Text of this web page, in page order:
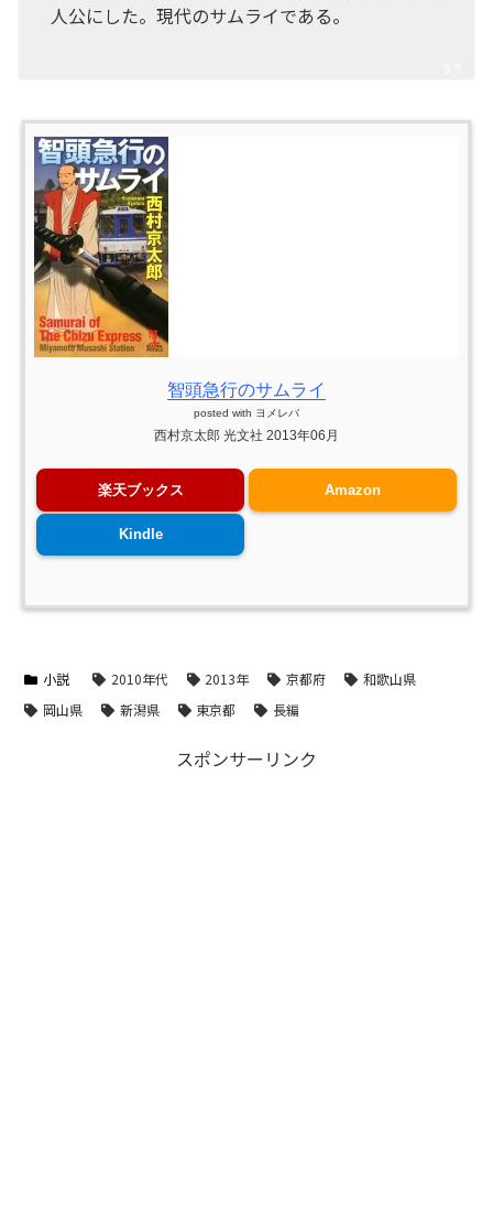
人公にした。現代のサムライである。
智頭急行のサムライ
posted with ヨメレバ
西村京太郎 光文社 2013年06月
楽天ブックス Amazon
Kindle
小説 2010年代 2013年 京都府
和歌山県
岡山県
新潟県 東京都 長編
スポンサーリンク